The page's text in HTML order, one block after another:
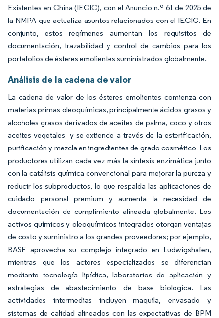
Existentes en China (IECIC), con el Anuncio n.º 61 de 2025 de
la NMPA que actualiza asuntos relacionados con el IECIC. En
conjunto, estos regímenes aumentan los requisitos de
documentación, trazabilidad y control de cambios para los
portafolios de ésteres emolientes suministrados globalmente.
Análisis de la cadena de valor
La cadena de valor de los ésteres emolientes comienza con
materias primas oleoquímicas, principalmente ácidos grasos y
alcoholes grasos derivados de aceites de palma, coco y otros
aceites vegetales, y se extiende a través de la esterificación,
purificación y mezcla en ingredientes de grado cosmético. Los
productores utilizan cada vez más la síntesis enzimática junto
con la catálisis química convencional para mejorar la pureza y
reducir los subproductos, lo que respalda las aplicaciones de
cuidado personal premium y aumenta la necesidad de
documentación de cumplimiento alineada globalmente. Los
activos químicos y oleoquímicos integrados otorgan ventajas
de costo y suministro a los grandes proveedores; por ejemplo,
BASF aprovecha su complejo integrado en Ludwigshafen,
mientras que los actores especializados se diferencian
mediante tecnología lipídica, laboratorios de aplicación y
estrategias de abastecimiento de base biológica. Las
actividades intermedias incluyen maquila, envasado y
sistemas de calidad alineados con las expectativas de BPM